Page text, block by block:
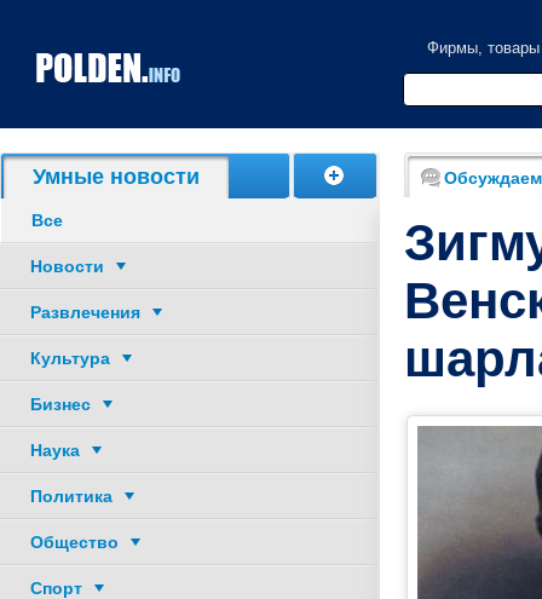
Фирмы, товары
Умные новости
Все
Новости
Развлечения
Культура
Бизнес
Наука
Политика
Общество
Спорт
Обсуждаем